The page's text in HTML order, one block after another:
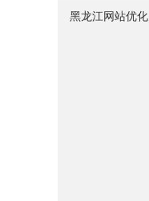
黑龙江网站优化